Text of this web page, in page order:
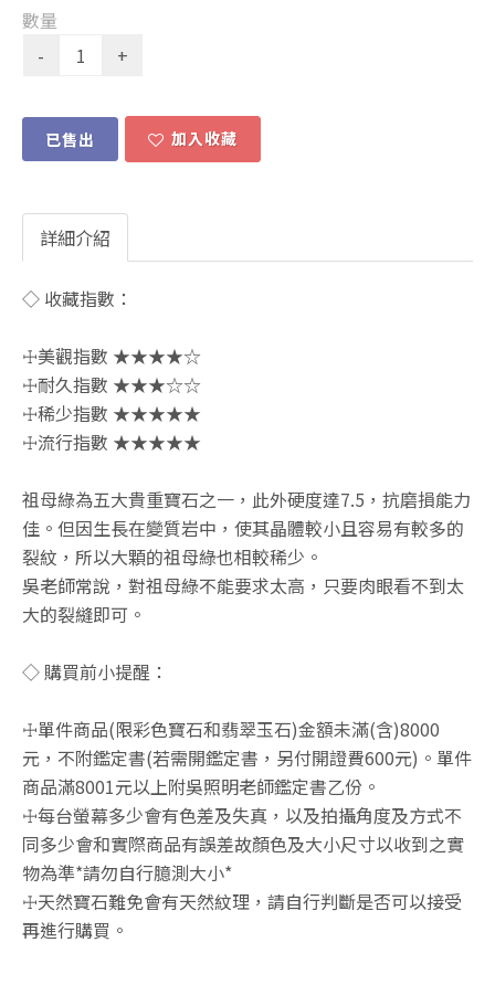
數量
已售出 加入收藏
詳細介紹
◇ 收藏指數：
☩美觀指數 ★★★★☆
☩耐久指數 ★★★☆☆
☩稀少指數 ★★★★★
☩流行指數 ★★★★★
祖母綠為五大貴重寶石之一，此外硬度達7.5，抗磨損能力
佳。但因生長在變質岩中，使其晶體較小且容易有較多的
裂紋，所以大顆的祖母綠也相較稀少。
吳老師常說，對祖母綠不能要求太高，只要肉眼看不到太
大的裂縫即可。
◇ 購買前小提醒：
☩單件商品(限彩色寶石和翡翠玉石)金額未滿(含)8000
元，不附鑑定書(若需開鑑定書，另付開證費600元)。單件
商品滿8001元以上附吳照明老師鑑定書乙份。
☩每台螢幕多少會有色差及失真，以及拍攝角度及方式不
同多少會和實際商品有誤差故顏色及大小尺寸以收到之實
物為準*請勿自行臆測大小*
☩天然寶石難免會有天然紋理，請自行判斷是否可以接受
再進行購買。